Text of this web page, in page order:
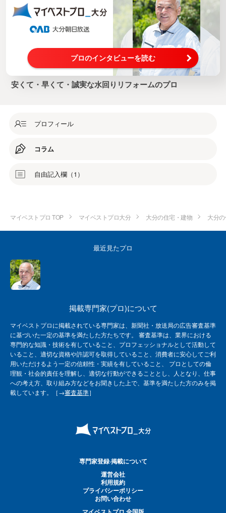
プロのインタビューを読む
安くて・早くて・誠実な水回りリフォームのプロ
プロフィール
コラム
自由記入欄（1）
マイベストプロ TOP マイベストプロ大分 大分の住宅・建物 大分
最近見たプロ
掲載専門家(プロ)について
マイベストプロに掲載されている専門家は、新聞社・放送局の広告審査基準
に基づいた一定の基準を満たした方たちです。 審査基準は、業界における
専門的な知識・技術を有していること、プロフェッショナルとして活動して
いること、適切な資格や許認可を取得していること、消費者に安心してご利
用いただけるよう一定の信頼性・実績を有していること、 プロとしての倫
理観・社会的責任を理解し、適切な行動ができることとし、人となり、仕事
への考え方、取り組み方などをお聞きした上で、基準を満たした方のみを掲
載しています。［→審査基準］
専門家登録·掲載について
運営会社
利用規約
プライバシーポリシー
お問い合わせ